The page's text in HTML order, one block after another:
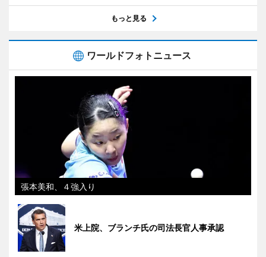
もっと見る
ワールドフォトニュース
張本美和、４強入り
米上院、ブランチ氏の司法長官人事承認